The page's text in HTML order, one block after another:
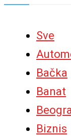
Sve
Bačka
Banat
Biznis